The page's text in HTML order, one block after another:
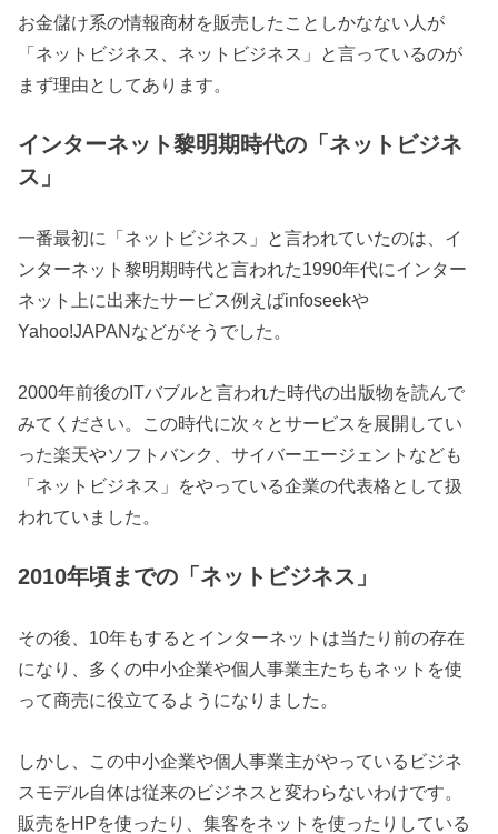
お金儲け系の情報商材を販売したことしかなない人が
「ネットビジネス、ネットビジネス」と言っているのが
まず理由としてあります。
インターネット黎明期時代の「ネットビジネ
ス」
一番最初に「ネットビジネス」と言われていたのは、イ
ンターネット黎明期時代と言われた1990年代にインター
ネット上に出来たサービス例えばinfoseekや
Yahoo!JAPANなどがそうでした。
2000年前後のITバブルと言われた時代の出版物を読んで
みてください。この時代に次々とサービスを展開してい
った楽天やソフトバンク、サイバーエージェントなども
「ネットビジネス」をやっている企業の代表格として扱
われていました。
2010年頃までの「ネットビジネス」
その後、10年もするとインターネットは当たり前の存在
になり、多くの中小企業や個人事業主たちもネットを使
って商売に役立てるようになりました。
しかし、この中小企業や個人事業主がやっているビジネ
スモデル自体は従来のビジネスと変わらないわけです。
販売をHPを使ったり、集客をネットを使ったりしている